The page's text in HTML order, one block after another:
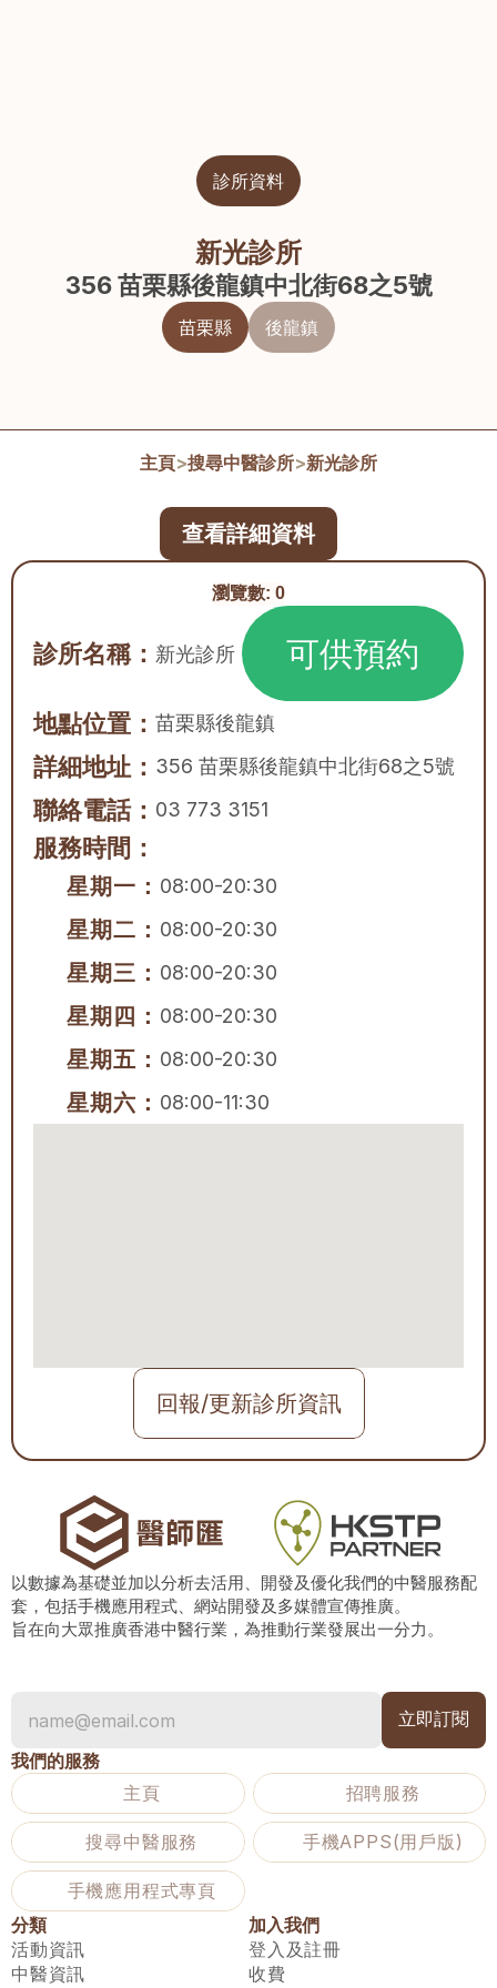
診所資料
新光診所
356 苗栗縣後龍鎮中北街68之5號
苗栗縣 後龍鎮
主頁>搜尋中醫診所>新光診所
瀏覽數: 0
診所名稱： 新光診所 可供預約
地點位置： 苗栗縣後龍鎮
詳細地址： 356 苗栗縣後龍鎮中北街68之5號
聯絡電話： 03 773 3151
服務時間：
星期一： 08:00-20:30
星期二： 08:00-20:30
星期三： 08:00-20:30
星期四： 08:00-20:30
星期五： 08:00-20:30
星期六： 08:00-11:30
回報/更新診所資訊
查看詳細資料
以數據為基礎並加以分析去活用、開發及優化我們的中醫服務配
套，包括手機應用程式、網站開發及多媒體宣傳推廣。
旨在向大眾推廣香港中醫行業，為推動行業發展出一分力。
我們的服務
主頁
招聘服務
搜尋中醫服務 手機APPS(用戶版)
手機應用程式專頁
分類
活動資訊
中醫資訊
加入我們
登入及註冊
收費